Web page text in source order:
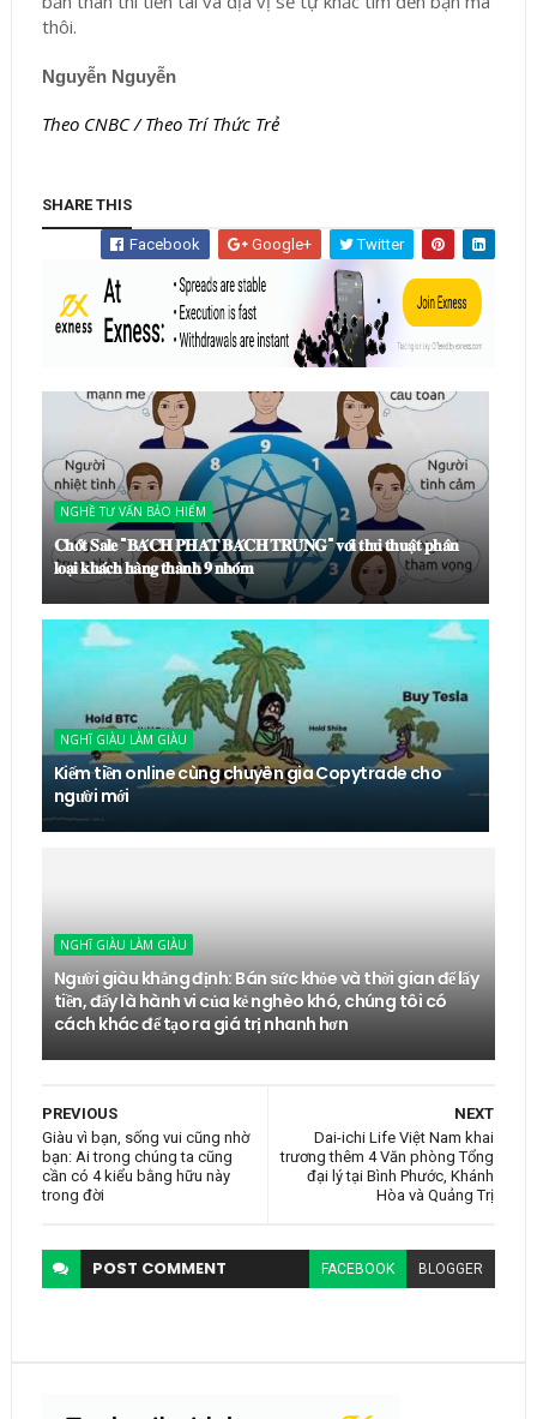
thôi.
Nguyễn Nguyễn
Theo CNBC / Theo Trí Thức Trẻ
SHARE THIS
Facebook Google+ Twitter
NGHỀ TƯ VẤN BẢO HIỂM
𝐂𝐡𝐨̂́𝐭 𝐒𝐚𝐥𝐞 "𝐁𝐀́𝐂𝐇 𝐏𝐇𝐀́𝐓 𝐁𝐀́𝐂𝐇 𝐓𝐑𝐔́𝐍𝐆" 𝐯𝐨̛́𝐢 𝐭𝐡𝐮̉ 𝐭𝐡𝐮𝐚̣̂𝐭 𝐩𝐡𝐚̂𝐧
𝐥𝐨𝐚̣𝐢 𝐤𝐡𝐚́𝐜𝐡 𝐡𝐚̀𝐧𝐠 𝐭𝐡𝐚̀𝐧𝐡 𝟗 𝐧𝐡𝐨́𝐦
NGHĨ GIÀU LÀM GIÀU
Kiếm tiền online cùng chuyên gia Copytrade cho
người mới
NGHĨ GIÀU LÀM GIÀU
Người giàu khẳng định: Bán sức khỏe và thời gian để lấy
tiền, đấy là hành vi của kẻ nghèo khó, chúng tôi có
cách khác để tạo ra giá trị nhanh hơn
NEXT
Dai-ichi Life Việt Nam khai
trương thêm 4 Văn phòng Tổng
đại lý tại Bình Phước, Khánh
Hòa và Quảng Trị
PREVIOUS
Giàu vì bạn, sống vui cũng nhờ
bạn: Ai trong chúng ta cũng
cần có 4 kiểu bằng hữu này
trong đời
POST COMMENT FACEBOOK BLOGGER